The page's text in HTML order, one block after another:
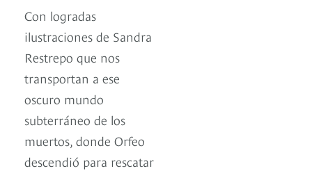
Con logradas
ilustraciones de Sandra
Restrepo que nos
transportan a ese
oscuro mundo
subterráneo de los
muertos, donde Orfeo
descendió para rescatar